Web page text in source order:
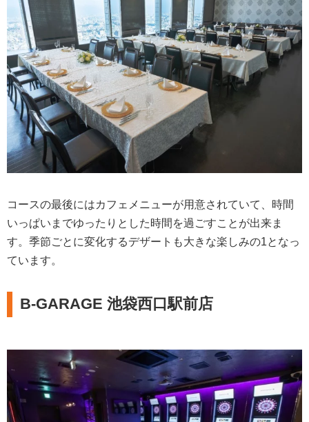
コースの最後にはカフェメニューが用意されていて、時間
いっぱいまでゆったりとした時間を過ごすことが出来ま
す。季節ごとに変化するデザートも大きな楽しみの1となっ
ています。
B-GARAGE 池袋西口駅前店